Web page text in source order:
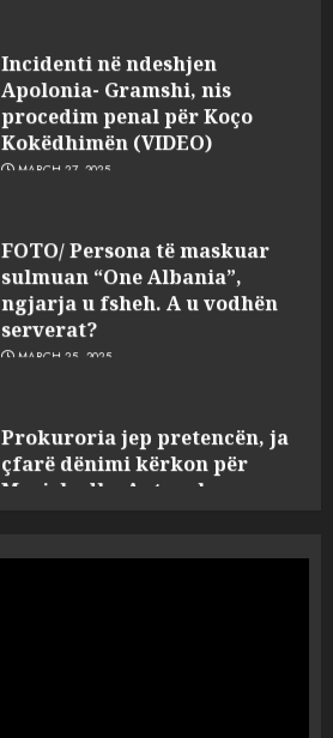
Kokëdhimën (VIDEO)
MARCH 27, 2025
FOTO/ Persona të maskuar
serverat?
MARCH 25, 2025
Prokuroria jep pretencën, ja
Berishën
MARCH 25, 2025